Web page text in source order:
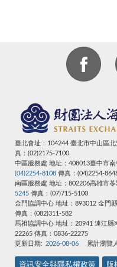
臺北會址：104244 臺北市中山區北
真：(02)2175-7100
中區服務處 地址：408013臺中市
(04)2254-8108 傳真：(04)2254-
南區服務處 地址：802206高雄市
5245 傳真：(07)715-5100
金門協調中心 地址：893012 金門
傳真：(082)311-582
馬祖協調中心 地址：20941 連江縣
22265 傳真：0836-22275
更新日期:
2026-08-06 累計瀏覽
資訊安全與隱私權政策 版